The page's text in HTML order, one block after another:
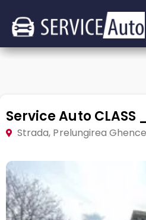
Service Auto CLASS
Strada, Prelungirea